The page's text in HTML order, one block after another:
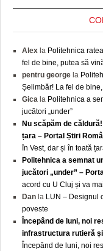
Alex la Politehnica
fel de bine, putea să
pentru george la
Șelimbăr! La fel de
Gica la Politehnica a
jucători „under”
Nu scăpăm de
țara – Portal Știri
în Vest, dar și în toată
Politehnica a semnat
jucători „under” –
acord cu U Cluj și va
Dan la LUN – Designul
poveste
Începând de luni, noi
infrastructura rutieră
Începând de luni, noi